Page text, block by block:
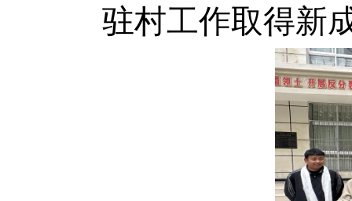
驻村工作取得新